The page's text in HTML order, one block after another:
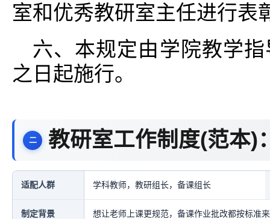
室和优秀教研室主任进行表
六、本规定由学院教学
之日起施行。
教研室工作制度(范本)
适配人群 学科教师，教研组长，备课组长
制定背景 想让老师上课更规范，备课作业批改都按标准